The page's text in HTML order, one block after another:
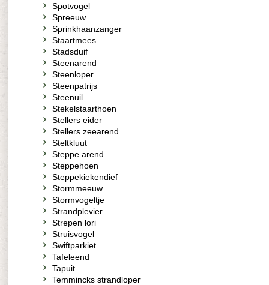
Spotvogel
Spreeuw
Sprinkhaanzanger
Staartmees
Stadsduif
Steenarend
Steenloper
Steenpatrijs
Steenuil
Stekelstaarthoen
Stellers eider
Stellers zeearend
Steltkluut
Steppe arend
Steppehoen
Steppekiekendief
Stormmeeuw
Stormvogeltje
Strandplevier
Strepen lori
Struisvogel
Swiftparkiet
Tafeleend
Tapuit
Temmincks strandloper